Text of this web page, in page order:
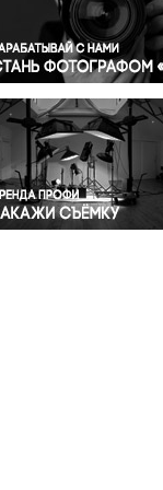
Правосудие
Происшествия и
Религия
Светская жизнь
Спорт
Экология
Экономика и бизнес